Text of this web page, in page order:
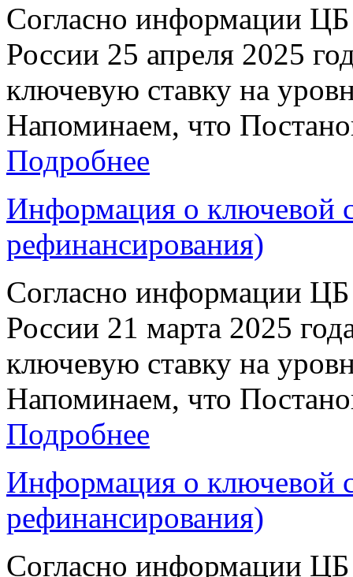
Согласно информации
России 25 апреля 2025
ключевую ставку на
Напоминаем, что
Подробнее
Информация о ключевой
рефинансирования)
Согласно информации
России 21 марта 2025
ключевую ставку на
Напоминаем, что
Подробнее
Информация о ключевой
рефинансирования)
Согласно информации